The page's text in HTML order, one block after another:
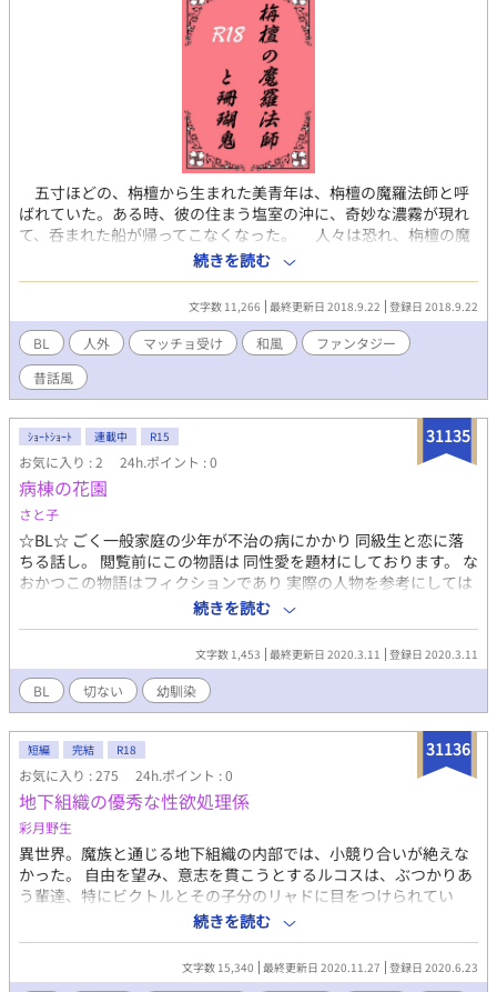
五寸ほどの、栴檀から生まれた美青年は、栴檀の魔羅法師と呼
ばれていた。ある時、彼の住まう塩室の沖に、奇妙な濃霧が現れ
て、呑まれた船が帰ってこなくなった。 人々は恐れ、栴檀の魔
羅法師は解決をするために舟に乗って沖へ向かった。 そうして
到着した島で出会った偉丈夫に、栴檀の魔羅法師はひとめで惚れ
続きを読む
文字数 11,266 最終更新日 2018.9.22 登録日 2018.9.22
BL 人外 マッチョ受け 和風
ファンタジー
昔話風
31135
ｼｮｰﾄｼｮｰﾄ 連載中 R15
お気に入り : 2 24h.ポイント : 0
病棟の花園
さと子
☆BL☆ ごく一般家庭の少年が不治の病にかかり 同級生と恋に落
ちる話し。 閲覧前にこの物語は 同性愛を題材にしております。 な
おかつこの物語はフィクションであり 実際の人物を参考にしては
おりません。 作者は専門的な知識がなく 物語にスパイスを加える
ために でたらめな医療用語を使います。 参考にしないで下さい。
続きを読む
文字数 1,453 最終更新日 2020.3.11 登録日 2020.3.11
BL 切ない 幼馴染
31136
短編 完結 R18
お気に入り : 275 24h.ポイント : 0
地下組織の優秀な性欲処理係
彩月野生
異世界。魔族と通じる地下組織の内部では、小競り合いが絶えな
かった。 自由を望み、意志を貫こうとするルコスは、ぶつかりあ
う輩達、特にビクトルとその子分のリャドに目をつけられてい
た。ある時、ビクトルに紋を施されて心はそのままに身体だけ操
られ、卑猥な行いを強要されて快楽を叩き込まれる。 （思いつき
勢いエロ重視な話・誤字脱字報告はご遠慮下さい・ひとまずは脳
内保管とスルーでお願いします）
続きを読む
文字数 15,340 最終更新日 2020.11.27 登録日 2020.6.23